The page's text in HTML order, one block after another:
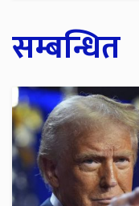
सम्बन्धित